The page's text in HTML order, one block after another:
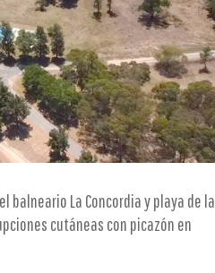
balneario La Concordia y playa de la
cutáneas con picazón en